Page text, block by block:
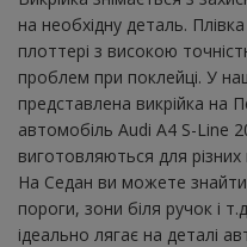
на необхідну деталь.
плоттері з високою
проблем при поклейці. У
представлена ​​викрійка на
автомобіль Audi A4 S-Line
виготовляються для
На Седан ви можете знайти
пороги, зони біля ручок і
ідеально лягає на деталі